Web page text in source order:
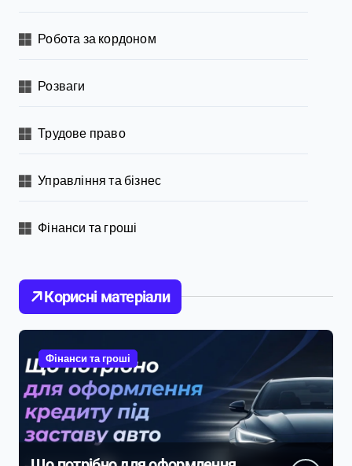
Робота за кордоном
Розваги
Трудове право
Управління та бізнес
Фінанси та гроші
Корисні матеріали
Фінанси та гроші